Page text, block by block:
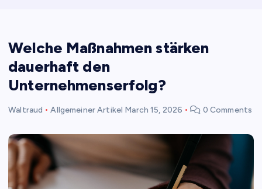
Welche Maßnahmen stärken
dauerhaft den
Unternehmenserfolg?
Waltraud Allgemeiner Artikel March 15, 2026 0 Comments